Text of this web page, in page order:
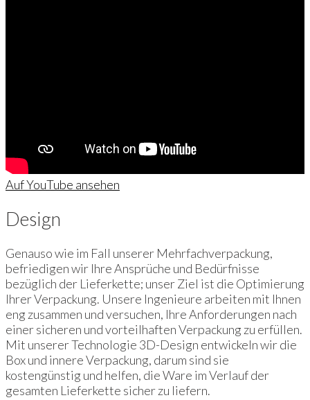
Auf YouTube ansehen
Design
Genauso wie im Fall unserer Mehrfachverpackung,
befriedigen wir Ihre Ansprüche und Bedürfnisse
bezüglich der Lieferkette; unser Ziel ist die Optimierung
Ihrer Verpackung. Unsere Ingenieure arbeiten mit Ihnen
eng zusammen und versuchen, Ihre Anforderungen nach
einer sicheren und vorteilhaften Verpackung zu erfüllen.
Mit unserer Technologie 3D-Design entwickeln wir die
Box und innere Verpackung, darum sind sie
kostengünstig und helfen, die Ware im Verlauf der
gesamten Lieferkette sicher zu liefern.